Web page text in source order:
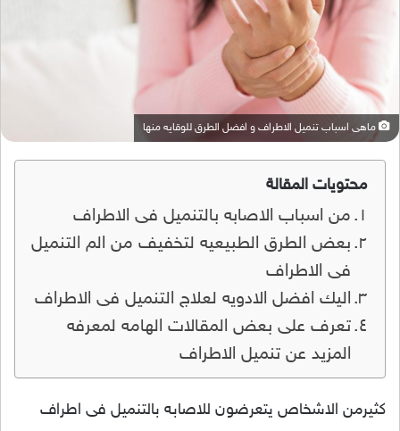
ماهى اسباب تنميل الاطراف و افضل الطرق للوقايه منها
محتويات المقالة
من اسباب الاصابه بالتنميل فى الاطراف
بعض الطرق الطبيعيه لتخفيف من الم التنميل
فى الاطراف
اليك افضل الادويه لعلاج التنميل فى الاطراف
تعرف على بعض المقالات الهامه لمعرفه
المزيد عن تنميل الاطراف
كثيرمن الاشخاص يتعرضون للاصابه بالتنميل فى اطراف